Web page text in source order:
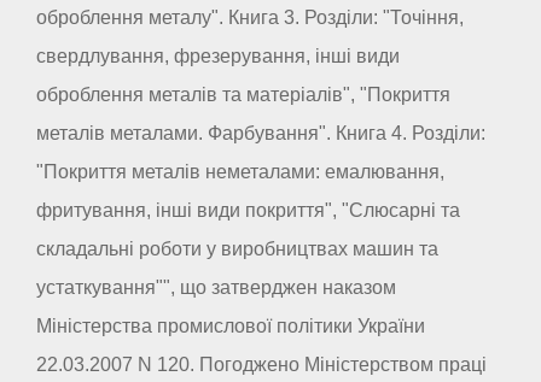
оброблення металу". Книга 3. Розділи: "Точіння,
свердлування, фрезерування, інші види
оброблення металів та матеріалів", "Покриття
металів металами. Фарбування". Книга 4. Розділи:
"Покриття металів неметалами: емалювання,
фритування, інші види покриття", "Слюсарні та
складальні роботи у виробництвах машин та
устаткування"", що затверджен наказом
Міністерства промислової політики України
22.03.2007 N 120. Погоджено Міністерством праці